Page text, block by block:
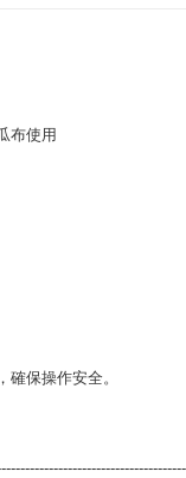
布使用
保操作安全。